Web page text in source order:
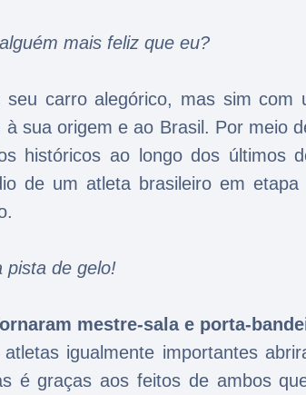
mais feliz que eu?
carro alegórico, mas sim com
sua origem e ao Brasil. Por meio
históricos ao longo dos últimos
de um atleta brasileiro em etapa
pista de gelo!
mestre-sala e porta-
igualmente importantes
é graças aos feitos de ambos